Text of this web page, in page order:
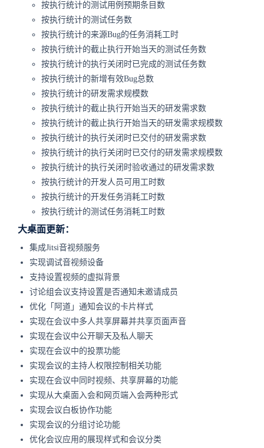
按执行统计的测试用例预期条目数
按执行统计的测试任务数
按执行统计的来源Bug的任务消耗工时
按执行统计的截止执行开始当天的测试任务数
按执行统计的执行关闭时已完成的测试任务数
按执行统计的新增有效Bug总数
按执行统计的研发需求规模数
按执行统计的截止执行开始当天的研发需求数
按执行统计的截止执行开始当天的研发需求规模数
按执行统计的执行关闭时已交付的研发需求数
按执行统计的执行关闭时已交付的研发需求规模数
按执行统计的执行关闭时验收通过的研发需求数
按执行统计的开发人员可用工时数
按执行统计的开发任务消耗工时数
按执行统计的测试任务消耗工时数
大桌面更新：
集成Jitsi音视频服务
实现调试音视频设备
支持设置视频的虚拟背景
讨论组会议支持设置是否通知未邀请成员
优化「阿道」通知会议的卡片样式
实现在会议中多人共享屏幕并共享页面声音
实现在会议中公开聊天及私人聊天
实现在会议中的投票功能
实现会议的主持人权限控制相关功能
实现在会议中同时视频、共享屏幕的功能
实现从大桌面入会和网页端入会两种形式
实现会议白板协作功能
实现会议的分组讨论功能
优化会议应用的展现样式和会议分类